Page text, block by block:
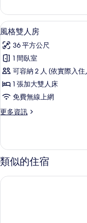
相
片
雙
人
房
詳
情
顯
示
風
格
雙
人
的
有
相
片
5
風格雙人房
36 平方公尺
1 間臥室
可容納 2 人 (依實際入
1 張加大雙人床
免費無線上網
更多資訊
更
雙
人
房
詳
類似的住宿
煙波大飯店台南館